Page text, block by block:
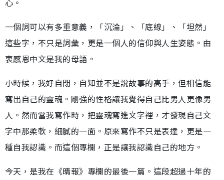
心。
一個詞可以有多重意義，「沉淪」、「底線」、「坦然」
這些字，不只是詞彙，更是一個人的信仰與人生姿態。由
衷感恩中文是我的母語。
小時候，我好自閉，自知並不是說故事的高手，但相信能
寫出自己的靈魂。剛強的性格讓我覺得自己比男人更像男
人。然而當我寫作時，把靈魂寫進文字裡，才發現自己文
字中那柔軟，細膩的一面。原來寫作不只是表達，更是一
種自我認識。而這個專欄，正是讓我認識自己的地方。
今天，是我在《晴報》專欄的最後一篇。這段超過十年的